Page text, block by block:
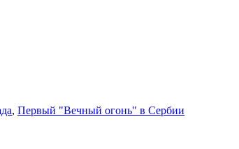
, Первый "Вечный огонь" в Сербии